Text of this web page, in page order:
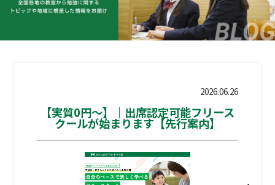
2026.06.26
【実質0円～】｜出席認定可能フリース
クールが始まります【先行案内】